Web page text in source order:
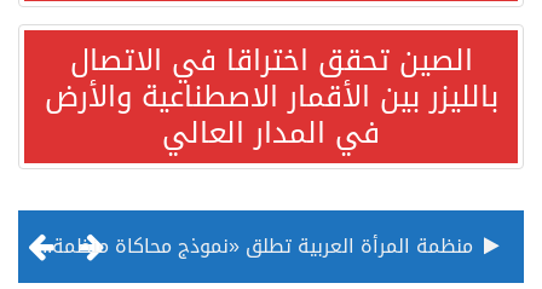
الصين تحقق اختراقا في الاتصال
بالليزر بين الأقمار الاصطناعية والأرض
في المدار العالي
منظمة المرأة العربية تطلق «نموذج محاكاة منظمة المرأة العربية للشباب» بمشاركة 10 دول عربية..غدًا